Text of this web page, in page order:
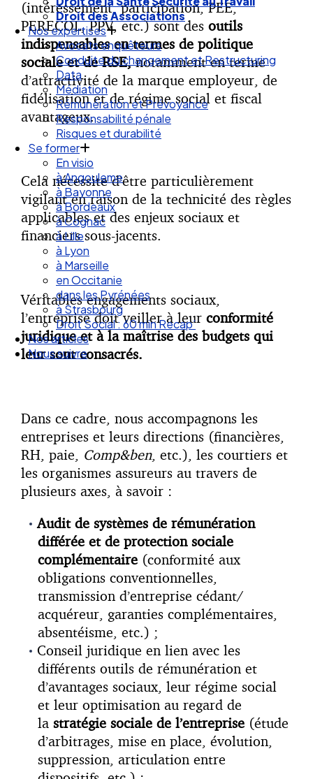
Droit des Associations
Nos expertises
Avocats enquêteurs
Conduite du changement et Restructuring
Data
Médiation
Rémunération et Prévoyance
Responsabilité pénale
Risques et durabilité
Se former
En visio
à Angouleme
à Bayonne
à Bordeaux
à Cognac
à Lille
à Lyon
à Marseille
en Occitanie
dans les Pyrénées
à Strasbourg
Droit Social : 60 min Recap’
Nos articles
Nous suivre
(intéressement, participation, PEE,
PERECOL, PPV, etc.) sont des outils
indispensables en termes de politique
sociale et de RSE,notamment en terme
d’attractivité de la marque employeur, de
fidélisation et de régime social et fiscal
avantageux.
Cela nécessite d’être particulièrement
vigilant en raison de la technicité des règles
applicables et des enjeux sociaux et
financiers sous-jacents.
Véritables engagements sociaux,
l’entreprise doit veiller à leur conformité
juridique et à la maîtrise des budgets qui
leur sont consacrés.
Dans ce cadre, nous accompagnons les
entreprises et leurs directions (financières,
RH, paie, Comp&ben, etc.), les courtiers et
les organismes assureurs au travers de
plusieurs axes, à savoir :
Audit de systèmes de rémunération
différée et de protection sociale
complémentaire (conformité aux
obligations conventionnelles,
transmission d’entreprise cédant/
acquéreur, garanties complémentaires,
absentéisme, etc.) ;
Conseil juridique en lien avec les
différents outils de rémunération et
d’avantages sociaux, leur régime social
et leur optimisation au regard de
la stratégie sociale de l’entreprise (étude
d’arbitrages, mise en place, évolution,
suppression, articulation entre